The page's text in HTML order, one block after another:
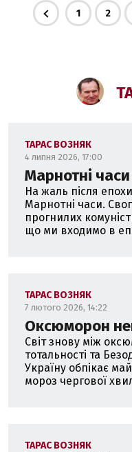
1 2
ТАРАС ВОЗНЯК
4 липня 2026, 17:00
Марнотні
На жаль після
Марнотні часи.
прогнилих
що ми входимо в
ТАРАС ВОЗНЯК
7 лютого 2026, 14:22
Оксюморон
Світ знову між
тотальності та
Україну обпікає
мороз чергової
ТАРАС ВОЗНЯК